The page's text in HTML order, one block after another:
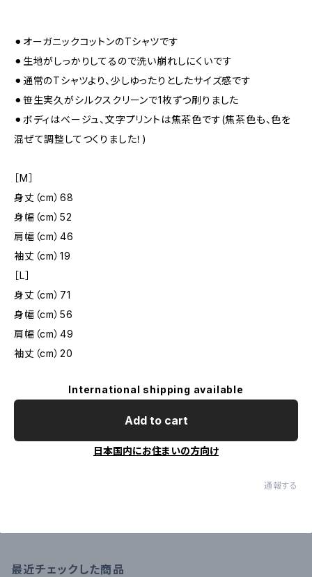
⚫︎オーガニックコットンのTシャツです
⚫︎生地がしっかりしてるので洗い崩れしにくいです
⚫︎通常のTシャツより、少しゆったりとしたサイズ感です
⚫︎笹生実久がシルクスクリーンで1枚ずつ刷りました
⚫︎ボディはベージュ、文字プリントは焦茶色です(焦茶色も、色を
混ぜて調整してつくりました！)
［M］
身丈（cm）68
身幅（cm）52
肩幅（cm）46
袖丈（cm）19
［L］
身丈（cm）71
身幅（cm）56
肩幅（cm）49
袖丈（cm）20
International shipping available
Add to cart
日本国内にお住まいの方向け
通報する
最近チェックした商品